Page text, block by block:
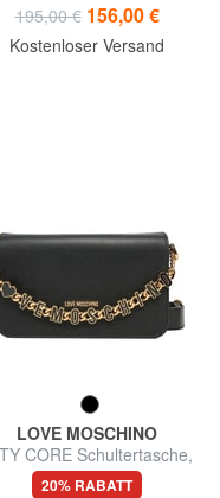
195,00 € 156,00 €
Kostenloser Versand
LOVE MOSCHINO
CORE Schultertasche,
doppelt tragbar
20% RABATT